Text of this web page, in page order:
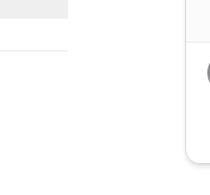
scorci di
Tino e